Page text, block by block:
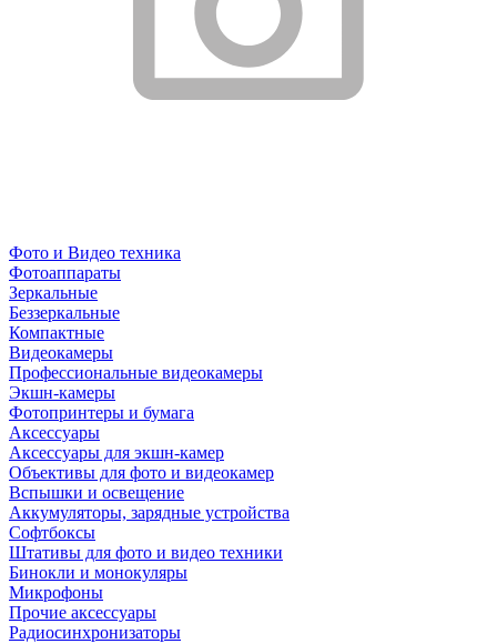
Фото и Видео техника
Фотоаппараты
Зеркальные
Беззеркальные
Компактные
Видеокамеры
Профессиональные видеокамеры
Экшн-камеры
Фотопринтеры и бумага
Аксессуары
Аксессуары для экшн-камер
Объективы для фото и видеокамер
Вспышки и освещение
Аккумуляторы, зарядные устройства
Софтбоксы
Штативы для фото и видео техники
Бинокли и монокуляры
Микрофоны
Прочие аксессуары
Радиосинхронизаторы